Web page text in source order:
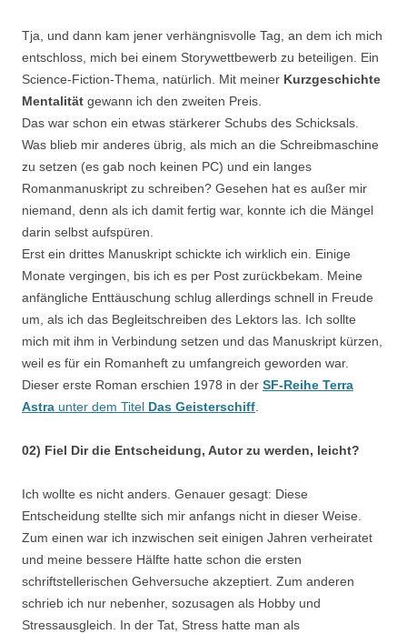
Tja, und dann kam jener verhängnisvolle Tag, an dem ich mich
entschloss, mich bei einem Storywettbewerb zu beteiligen. Ein
Science-Fiction-Thema, natürlich. Mit meiner Kurzgeschichte
Mentalität gewann ich den zweiten Preis.
Das war schon ein etwas stärkerer Schubs des Schicksals.
Was blieb mir anderes übrig, als mich an die Schreibmaschine
zu setzen (es gab noch keinen PC) und ein langes
Romanmanuskript zu schreiben? Gesehen hat es außer mir
niemand, denn als ich damit fertig war, konnte ich die Mängel
darin selbst aufspüren.
Erst ein drittes Manuskript schickte ich wirklich ein. Einige
Monate vergingen, bis ich es per Post zurückbekam. Meine
anfängliche Enttäuschung schlug allerdings schnell in Freude
um, als ich das Begleitschreiben des Lektors las. Ich sollte
mich mit ihm in Verbindung setzen und das Manuskript kürzen,
weil es für ein Romanheft zu umfangreich geworden war.
Dieser erste Roman erschien 1978 in der SF-Reihe Terra
Astra unter dem Titel Das Geisterschiff
02) Fiel Dir die Entscheidung, Autor zu werden, leicht?
Ich wollte es nicht anders. Genauer gesagt: Diese
Entscheidung stellte sich mir anfangs nicht in dieser Weise.
Zum einen war ich inzwischen seit einigen Jahren verheiratet
und meine bessere Hälfte hatte schon die ersten
schriftstellerischen Gehversuche akzeptiert. Zum anderen
schrieb ich nur nebenher, sozusagen als Hobby und
Stressausgleich. In der Tat, Stress hatte man als